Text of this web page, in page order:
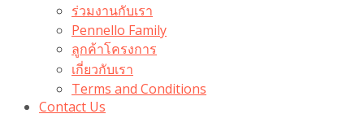
ร่วมงานกับเรา
Pennello Family
ลูกค้าโครงการ
เกี่ยวกับเรา
Terms and Conditions
Contact Us